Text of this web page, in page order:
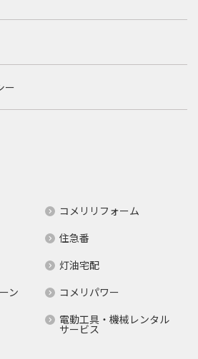
ー
コメリリフォーム
住急番
灯油宅配
ン
コメリパワー
電動工具・機械レンタル
サービス